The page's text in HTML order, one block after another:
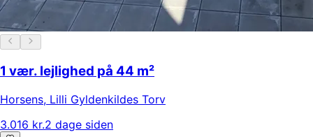
1 vær. lejlighed på 44 m²
Horsens, Lilli Gyldenkildes Torv
3.016 kr.2 dage siden